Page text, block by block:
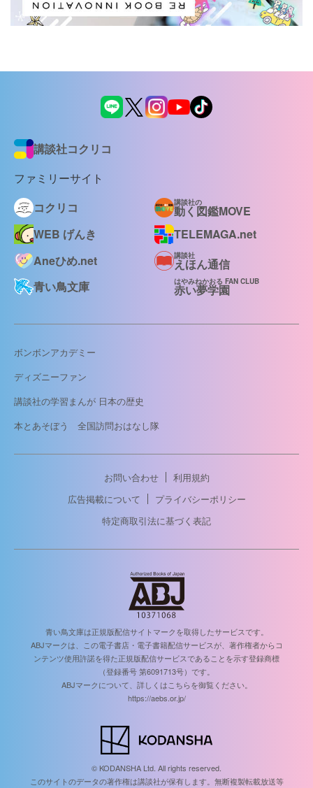
講談社コクリコ
ファミリーサイト
コクリコ
講談社の
動く図鑑MOVE
WEB げんき
TELEMAGA.net
Aneひめ.net
講談社
えほん通信
青い鳥文庫
はやみねかおる FAN CLUB
赤い夢学園
ボンボンアカデミー
ディズニーファン
講談社の学習まんが 日本の歴史
本とあそぼう 全国訪問おはなし隊
お問い合わせ
利用規約
広告掲載について
プライバシーポリシー
特定商取引法に基づく表記
青い鳥文庫は正規版配信サイトマークを取得したサービスです。
ABJマークは、この電子書店・電子書籍配信サービスが、著作権者からコ
ンテンツ使用許諾を得た正規版配信サービスであることを示す登録商標
（登録番号 第6091713号）です。
ABJマークについて、詳しくはこちらを御覧ください。
https://aebs.or.jp/
© KODANSHA Ltd. All rights reserved.
このサイトのデータの著作権は講談社が保有します。無断複製転載放送等